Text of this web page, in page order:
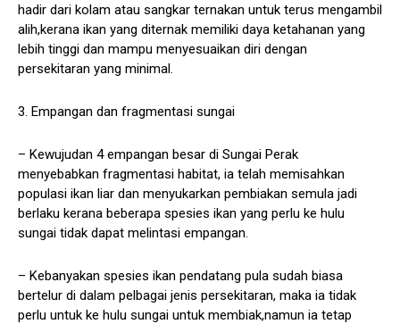
hadir dari kolam atau sangkar ternakan untuk terus mengambil
alih,kerana ikan yang diternak memiliki daya ketahanan yang
lebih tinggi dan mampu menyesuaikan diri dengan
persekitaran yang minimal.
3. Empangan dan fragmentasi sungai
– Kewujudan 4 empangan besar di Sungai Perak
menyebabkan fragmentasi habitat, ia telah memisahkan
populasi ikan liar dan menyukarkan pembiakan semula jadi
berlaku kerana beberapa spesies ikan yang perlu ke hulu
sungai tidak dapat melintasi empangan.
– Kebanyakan spesies ikan pendatang pula sudah biasa
bertelur di dalam pelbagai jenis persekitaran, maka ia tidak
perlu untuk ke hulu sungai untuk membiak,namun ia tetap